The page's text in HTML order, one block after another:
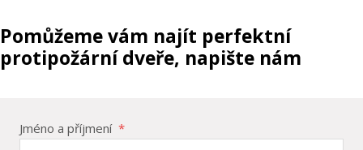
Pomůžeme vám najít perfektní
protipožární dveře, napište nám
Jméno a příjmení *